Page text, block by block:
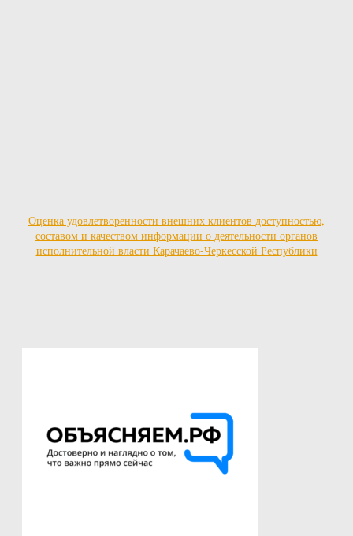
Оценка удовлетворенности внешних клиентов доступностью,
составом и качеством информации о деятельности органов
исполнительной власти Карачаево-Черкесской Республики